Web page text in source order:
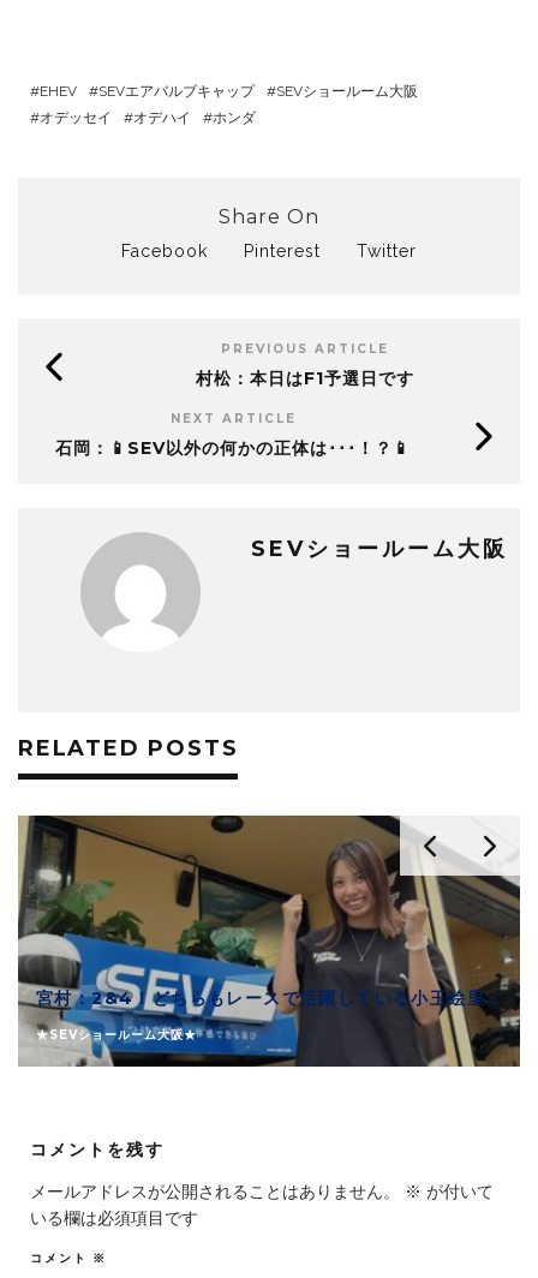
EHEV SEVエアバルブキャップ
SEVショールーム大阪
オデッセイ
オデハイ ホンダ
Share On
Facebook Pinterest Twitter
PREVIOUS ARTICLE
村松：本日はF1予選日です
NEXT ARTICLE
石岡：📱SEV以外の何かの正体は･･･！？📱
SEVショールーム大阪
RELATED POSTS
宮村：2&4！どちらもレースで活躍している小玉絵里加選手！！
★SEVショールーム大阪★
コメントを残す
メールアドレスが公開されることはありません。 ※ が付いて
いる欄は必須項目です
コメント ※